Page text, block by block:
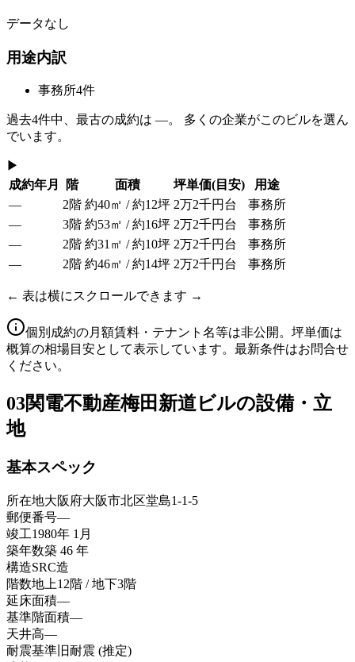
データなし
用途内訳
事務所4件
過去4件中、最古の成約は —。 多くの企業がこのビルを選ん
でいます。
▶
成約年月
階 面積 坪単価(目安)
用途
—
2階 約40㎡ / 約12坪 2万2千円台
事務所
—
3階 約53㎡ / 約16坪 2万2千円台
事務所
—
2階 約31㎡ / 約10坪 2万2千円台
事務所
—
2階 約46㎡ / 約14坪 2万2千円台 事務所
← 表は横にスクロールできます →
個別成約の月額賃料・テナント名等は非公開。坪単価は
概算の相場目安として表示しています。最新条件はお問合せ
ください。
03関電不動産梅田新道ビルの設備・立
地
基本スペック
所在地大阪府大阪市北区堂島1-1-5
郵便番号—
竣工1980年 1月
築年数築 46 年
構造SRC造
階数地上12階 / 地下3階
延床面積—
基準階面積—
天井高—
耐震基準 旧耐震 (推定)